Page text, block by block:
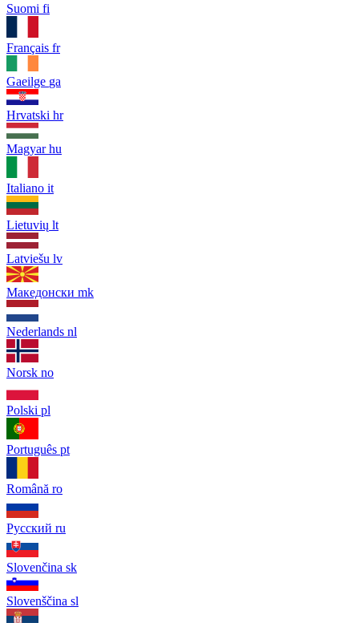
Suomi fi
Français fr
Gaeilge ga
Hrvatski hr
Magyar hu
Italiano it
Lietuvių lt
Latviešu lv
Македонски mk
Nederlands nl
Norsk no
Polski pl
Português pt
Română ro
Русский ru
Slovenčina sk
Slovenščina sl